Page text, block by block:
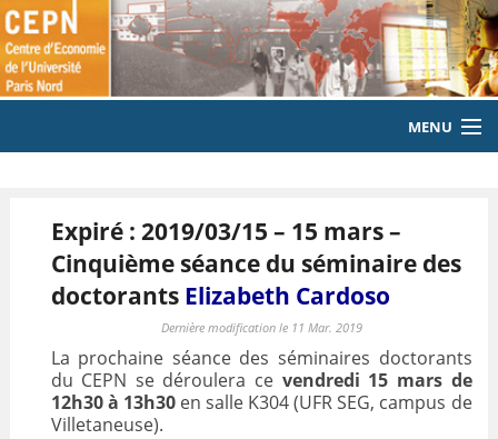
MENU
LE LABORATOIRE
MEMBRES
PUBLICATIONS
EVENEMENTS
Expiré : 2019/03/15 – 15 mars –
Cinquième séance du séminaire des
doctorants Elizabeth Cardoso
Dernière modification le 11 Mar. 2019
La prochaine séance des séminaires doctorants
du CEPN se déroulera ce vendredi 15 mars de
12h30 à 13h30en salle K304 (UFR SEG, campus de
Villetaneuse).